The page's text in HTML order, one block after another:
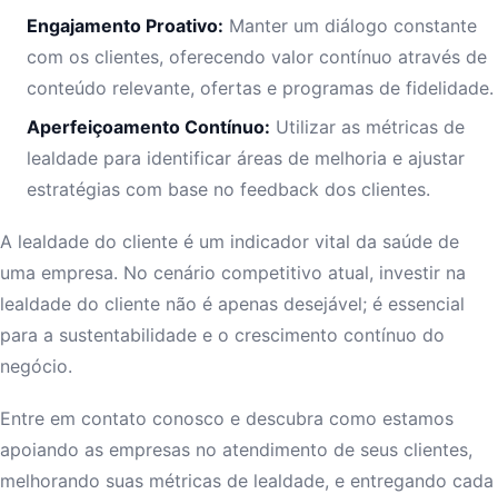
Engajamento Proativo: Manter um diálogo constante
com os clientes, oferecendo valor contínuo através de
conteúdo relevante, ofertas e programas de fidelidade.
Aperfeiçoamento Contínuo: Utilizar as métricas de
lealdade para identificar áreas de melhoria e ajustar
estratégias com base no feedback dos clientes.
A lealdade do cliente é um indicador vital da saúde de
uma empresa. No cenário competitivo atual, investir na
lealdade do cliente não é apenas desejável; é essencial
para a sustentabilidade e o crescimento contínuo do
negócio.
Entre em contato conosco e descubra como estamos
apoiando as empresas no atendimento de seus clientes,
melhorando suas métricas de lealdade, e entregando cada